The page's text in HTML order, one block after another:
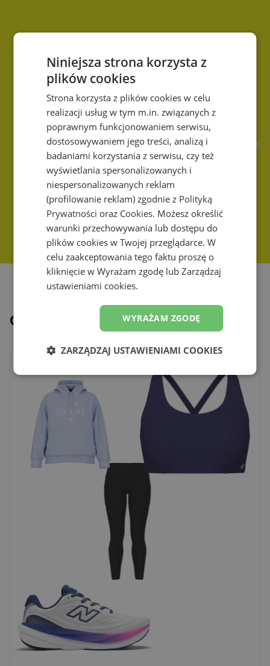
Complete the look
Niniejsza strona korzysta z
plików cookies
Strona korzysta z plików cookies w celu
realizacji usług w tym m.in. związanych z
poprawnym funkcjonowaniem serwisu,
dostosowywaniem jego treści, analizą i
badaniami korzystania z serwisu, czy też
wyświetlania spersonalizowanych i
niespersonalizowanych reklam
(profilowanie reklam) zgodnie z Polityką
Prywatności oraz Cookies. Możesz określić
warunki przechowywania lub dostępu do
plików cookies w Twojej przeglądarce. W
celu zaakceptowania tego faktu proszę o
kliknięcie w Wyrażam zgodę lub Zarządzaj
ustawieniami cookies.
WYRAŻAM ZGODĘ
ZARZĄDZAJ USTAWIENIAMI COOKIES